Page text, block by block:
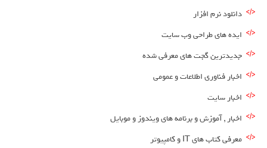
دانلود نرم افزار
ایده های طراحی وب سایت
جدیدترین گجت های معرفی شده
اخبار فناوری اطلاعات و عمومی
اخبار سایت
اخبار , آموزش و برنامه های ویندوز و موبایل
معرفی کتاب های IT و کامپیوتر